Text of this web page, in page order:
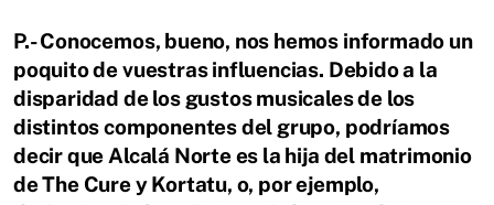
P.- Conocemos, bueno, nos hemos informado un
poquito de vuestras influencias. Debido a la
disparidad de los gustos musicales de los
distintos componentes del grupo, podríamos
decir que Alcalá Norte es la hija del matrimonio
de The Cure y Kortatu, o, por ejemplo,